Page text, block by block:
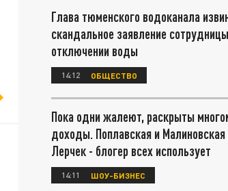
Глава тюменского водоканала
скандальное заявление
отключении воды
14:12 ОБЩЕСТВО
Пока одни жалеют, раскрыты
доходы. Поплавская и Малиновская
Лерчек - блогер всех использует
14:11 ШОУ-БИЗНЕС